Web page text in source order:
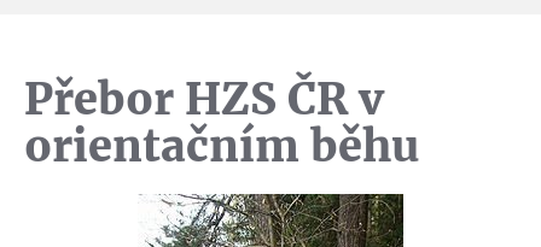
Přebor HZS ČR v
orientačním běhu